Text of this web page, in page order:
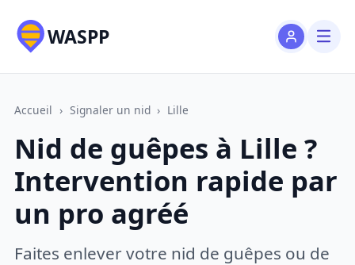
WASPP
Accueil › Signaler un nid › Lille
Nid de guêpes à Lille ?
Intervention rapide par
un pro agréé
Faites enlever votre nid de guêpes ou de